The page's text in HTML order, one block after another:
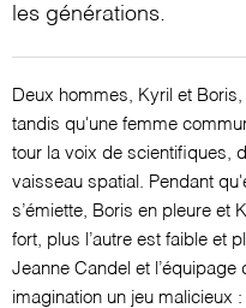
les générations.
Deux hommes, Kyril et
tandis qu'une femme
tour la voix de scientifiques,
vaisseau spatial. Pendant
s’émiette, Boris en pleure et
fort, plus l’autre est faible et
Jeanne Candel et l’équipage
imagination un jeu malicieux